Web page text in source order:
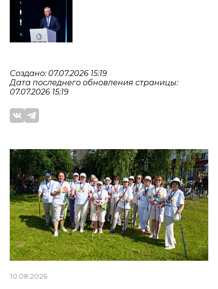
Создано: 07.07.2026 15:19
Дата последнего обновления страницы:
07.07.2026 15:19
10.08.2026